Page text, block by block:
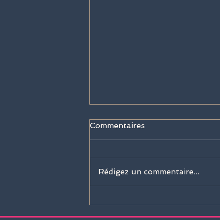
Commentaires
Rédigez un commentaire...